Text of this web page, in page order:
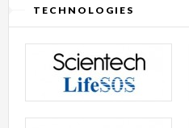
TECHNOLOGIES